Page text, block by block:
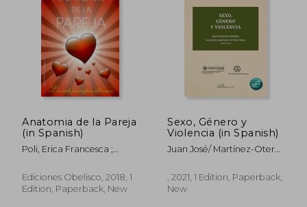
NT$ 1,111
Anatomia de la Pareja
(in Spanish)
Poli, Erica Francesca ;
Ediciones Obelisco, 2018, 1
Edition, Paperback, New
Sexo, Género y
Violencia (in Spanish)
Juan José/ Martínez-Otero
, 2021, 1 Edition, Paperback,
New